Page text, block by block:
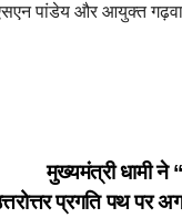
पांडेय और आयुक्त
मुख्यमंत्री धामी
प्रगति पथ पर